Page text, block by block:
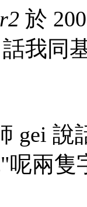
於
我同
gei 說
呢兩隻